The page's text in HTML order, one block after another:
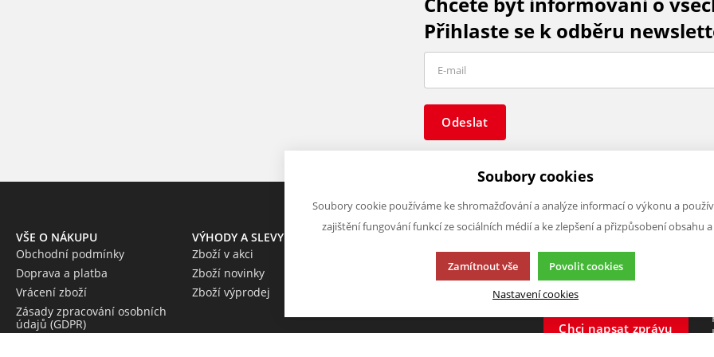
Přihlaste se k odběru
Odeslat
VŠE O NÁKUPU
Obchodní podmínky
Doprava a platba
Vrácení zboží
Zásady zpracování osobních
údajů (GDPR)
VÝHODY A SLEVY
Zboží v akci
Zboží novinky
Zboží výprodej
O FIRMĚ
Chcete nám něco sdělit o našich
produktech nebo e-shopu?
Neváhejte napsat.
Chci napsat zprávu
Soubory cookies
Soubory cookie používáme ke shromažďování a analýze informací o výkonu a
zajištění fungování funkcí ze sociálních médií a ke zlepšení a přizpůsobení obsahu
Zamítnout vše Povolit cookies
Nastavení cookies